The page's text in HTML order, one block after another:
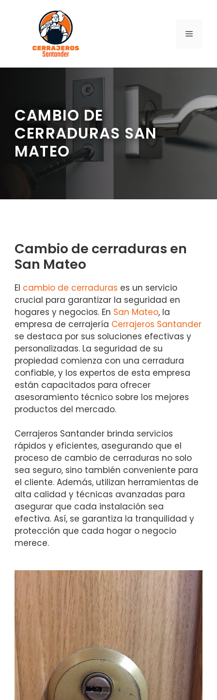
contenido
MENÚ
CAMBIO DE
CERRADURAS SAN
MATEO
Cambio de cerraduras en
San Mateo
El cambio de cerraduras es un servicio
crucial para garantizar la seguridad en
hogares y negocios. En San Mateo, la
empresa de cerrajería Cerrajeros Santander
se destaca por sus soluciones efectivas y
personalizadas. La seguridad de su
propiedad comienza con una cerradura
confiable, y los expertos de esta empresa
están capacitados para ofrecer
asesoramiento técnico sobre los mejores
productos del mercado.
Cerrajeros Santander brinda servicios
rápidos y eficientes, asegurando que el
proceso de cambio de cerraduras no solo
sea seguro, sino también conveniente para
el cliente. Además, utilizan herramientas de
alta calidad y técnicas avanzadas para
asegurar que cada instalación sea
efectiva. Así, se garantiza la tranquilidad y
protección que cada hogar o negocio
merece.